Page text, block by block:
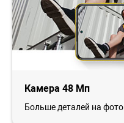
Камера 48 Мп
Больше деталей на фото.